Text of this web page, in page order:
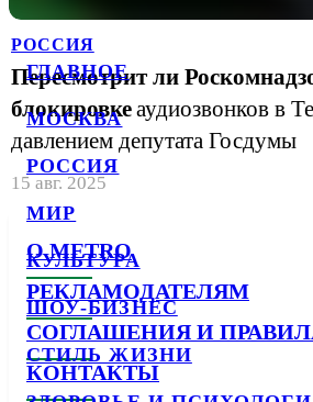
ГЛАВНОЕ
МОСКВА
РОССИЯ
МИР
КУЛЬТУРА
ШОУ-БИЗНЕС
СТИЛЬ ЖИЗНИ
РОССИЯ
Пересмотрит ли
блокировкеаудиозвонков в
давлением депутата Госдумы
15 авг. 2025
О METRO
РЕКЛАМОДАТЕЛЯМ
СОГЛАШЕНИЯ И
КОНТАКТЫ